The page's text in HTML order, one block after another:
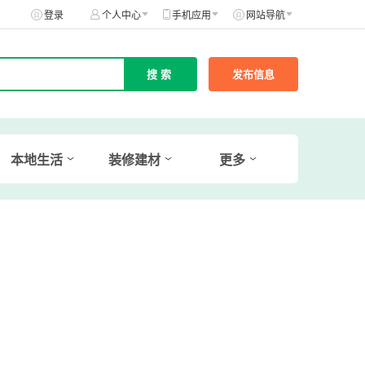
登录 个人中心 手机应用 网站导航
发布信息
本地生活 装修建材 更多